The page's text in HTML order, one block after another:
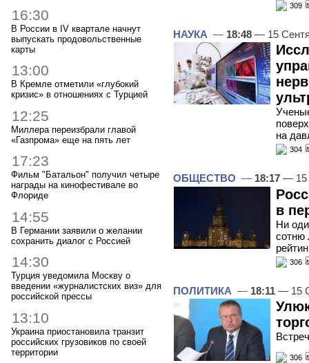
16:30
В России в IV квартале начнут
выпускать продовольственные
карты
13:00
В Кремле отметили «глубокий
кризис» в отношениях с Турцией
12:25
Миллера переизбрали главой
«Газпрома» еще на пять лет
17:23
Фильм "Батальон" получил четыре
награды на кинофестивале во
Флориде
14:55
В Германии заявили о желании
сохранить диалог с Россией
14:30
Турция уведомила Москву о
введении «журналистских виз» для
российской прессы
13:10
Украина приостановила транзит
российских грузовиков по своей
территории
309
НАУКА — 18:48 — 15
на
304
ОБЩЕСТВО — 18:17 — 15
в
Ни
сотню
306
ПОЛИТИКА — 18:11 — 15
306